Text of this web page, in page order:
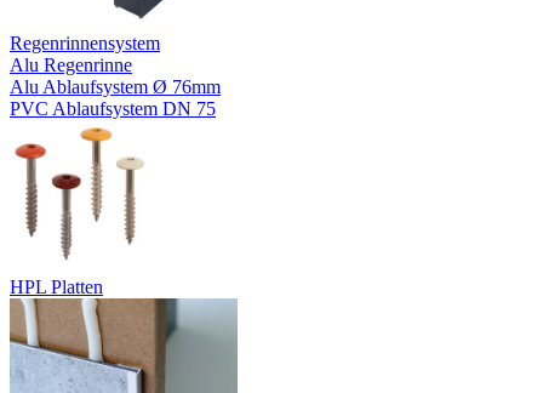
Regenrinnensystem
Alu Regenrinne
Alu Ablaufsystem Ø 76mm
PVC Ablaufsystem DN 75
HPL Platten